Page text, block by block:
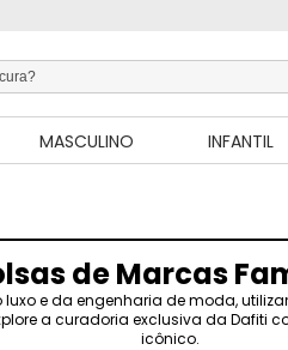
MASCULINO INFANTIL
de Marcas
e da engenharia de moda,
a curadoria exclusiva da Dafiti
icônico.